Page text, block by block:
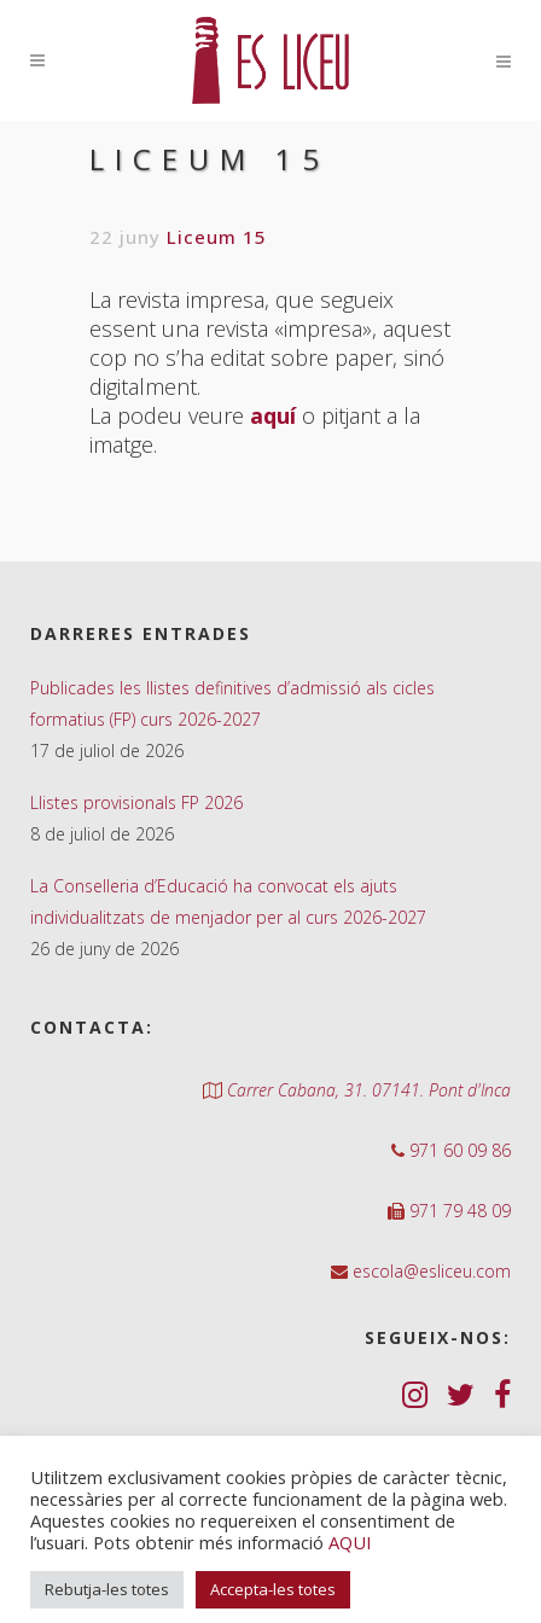
LICEUM 15
22 juny Liceum 15
La revista impresa, que segueix
essent una revista «impresa», aquest
cop no s’ha editat sobre paper, sinó
digitalment.
La podeu veure aquío pitjant a la
imatge.
DARRERES ENTRADES
Publicades les llistes definitives d’admissió als cicles
formatius (FP) curs 2026-2027
17 de juliol de 2026
Llistes provisionals FP 2026
8 de juliol de 2026
La Conselleria d’Educació ha convocat els ajuts
individualitzats de menjador per al curs 2026-2027
26 de juny de 2026
CONTACTA:
Carrer Cabana, 31. 07141. Pont d'Inca
971 60 09 86
971 79 48 09
escola@esliceu.com
SEGUEIX-NOS:
Política de Galetes (cookies)
Política de privadesa
Nota legal i condicions d’ús
Utilitzem exclusivament cookies pròpies de caràcter tècnic,
necessàries per al correcte funcionament de la pàgina web.
Aquestes cookies no requereixen el consentiment de
l’usuari. Pots obtenir més informació AQUI
Rebutja-les totes Accepta-les totes